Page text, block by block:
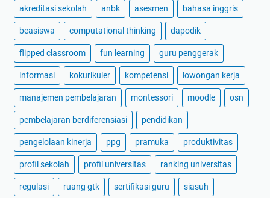
akreditasi sekolah anbk asesmen bahasa inggris
beasiswa computational thinking dapodik
flipped classroom fun learning guru penggerak
informasi kokurikuler kompetensi lowongan kerja
manajemen pembelajaran montessori moodle osn
pembelajaran berdiferensiasi pendidikan
pengelolaan kinerja ppg pramuka produktivitas
profil sekolah profil universitas ranking universitas
regulasi ruang gtk sertifikasi guru siasuh